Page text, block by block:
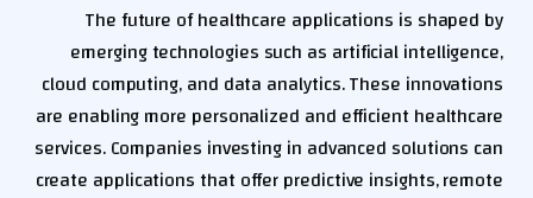
The future of healthcare applications is shaped by
emerging technologies such as artificial intelligence,
cloud computing, and data analytics. These innovations
are enabling more personalized and efficient healthcare
services. Companies investing in advanced solutions can
create applications that offer predictive insights, remote